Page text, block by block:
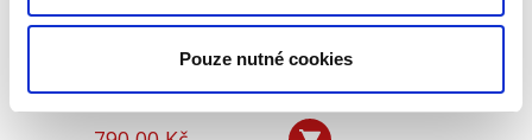
Pouze nutné cookies
Jakub Dohnal,Miroslav Galvas,Jakub Oliva,Jaroslav Janoušek ,